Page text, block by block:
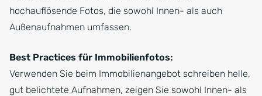
hochauflösende Fotos, die sowohl Innen- als auch
Außenaufnahmen umfassen.
Best Practices für Immobilienfotos:
Verwenden Sie beim Immobilienangebot schreiben helle,
gut belichtete Aufnahmen, zeigen Sie sowohl Innen- als